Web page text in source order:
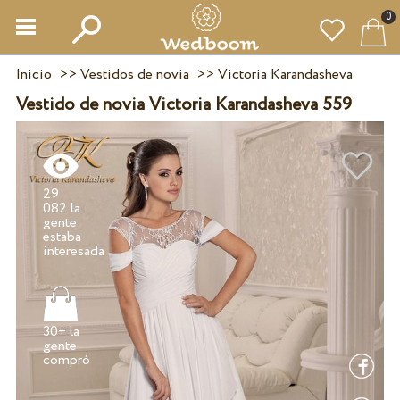
0
Inicio >> Vestidos de novia >> Victoria Karandasheva
Vestido de novia Victoria Karandasheva 559
29
082 la
gente
estaba
30+ la
gente